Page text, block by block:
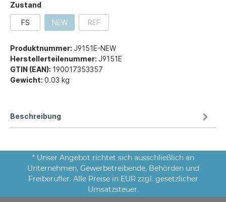
Zustand
FS NEW REF
Produktnummer: J9151E-NEW
Herstellerteilenummer: J9151E
GTIN (EAN): 190017353357
Gewicht: 0.03 kg
Beschreibung
* Unser Angebot richtet sich ausschließlich an
Unternehmen, Gewerbetreibende, Behörden und
Freiberufler. Alle Preise in EUR zzgl. gesetzlicher
Umsatzsteuer.